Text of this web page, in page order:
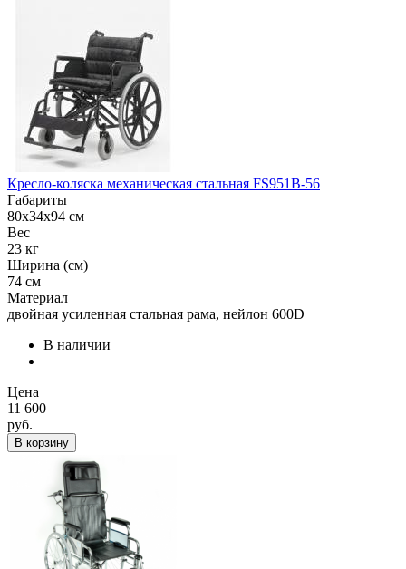
Кресло-коляска механическая стальная FS951B-56
Габариты
80x34x94 см
Вес
23 кг
Ширина (см)
74 см
Материал
двойная усиленная стальная рама, нейлон 600D
В наличии
Цена
11 600
руб.
В корзину